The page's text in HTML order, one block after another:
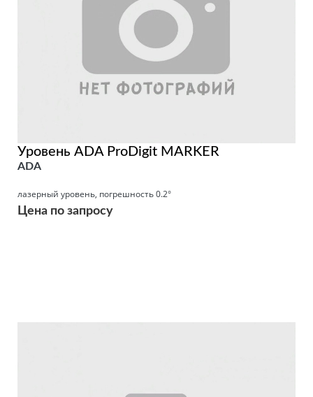
Уровень ADA ProDigit MARKER
ADA
лазерный уровень, погрешность 0.2°
Цена по запросу